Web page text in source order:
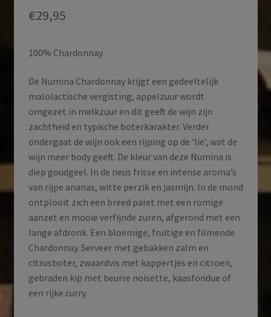
€29,95
100% Chardonnay
De Numina Chardonnay krijgt een gedeeltelijk
malolactische vergisting, appelzuur wordt
omgezet in melkzuur en dit geeft de wijn zijn
zachtheid en typische boterkarakter. Verder
ondergaat de wijn ook een rijping op de ‘lie’, wat de
wijn meer body geeft. De kleur van deze Numina is
diep goudgeel. In de neus frisse en intense aroma’s
van rijpe ananas, witte perzik en jasmijn. In de mond
ontplooit zich een breed palet met een romige
aanzet en mooie verfijnde zuren, afgerond met een
lange afdronk. Een bloemige, fruitige en filmende
Chardonnay. Serveer met gebakken zalm en
citrusboter, zwaardvis met kappertjes en citroen,
gebraden kip met beurre noisette, kaasfondue of
een rijke curry.